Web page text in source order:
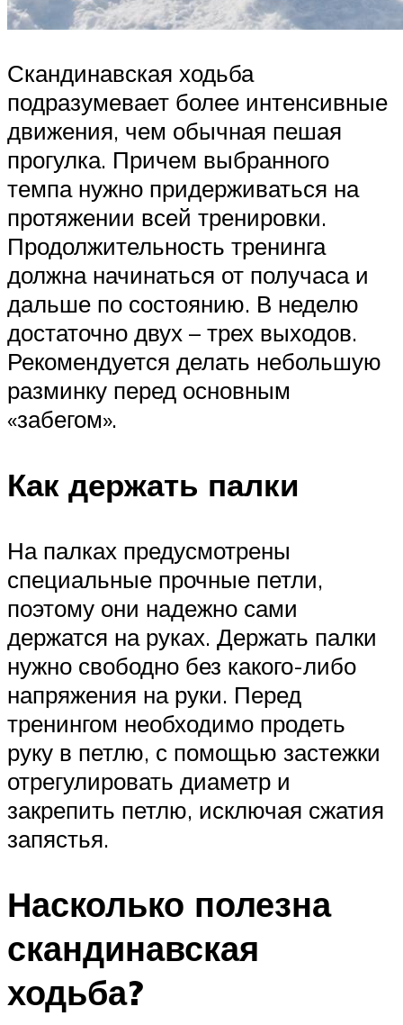
Скандинавская ходьба
подразумевает более интенсивные
движения, чем обычная пешая
прогулка. Причем выбранного
темпа нужно придерживаться на
протяжении всей тренировки.
Продолжительность тренинга
должна начинаться от получаса и
дальше по состоянию. В неделю
достаточно двух – трех выходов.
Рекомендуется делать небольшую
разминку перед основным
«забегом».
Как держать палки
На палках предусмотрены
специальные прочные петли,
поэтому они надежно сами
держатся на руках. Держать палки
нужно свободно без какого-либо
напряжения на руки. Перед
тренингом необходимо продеть
руку в петлю, с помощью застежки
отрегулировать диаметр и
закрепить петлю, исключая сжатия
запястья.
Насколько полезна
скандинавская
ходьба?